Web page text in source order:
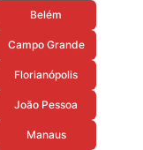
Belém
Campo Grande
Florianópolis
João Pessoa
Manaus